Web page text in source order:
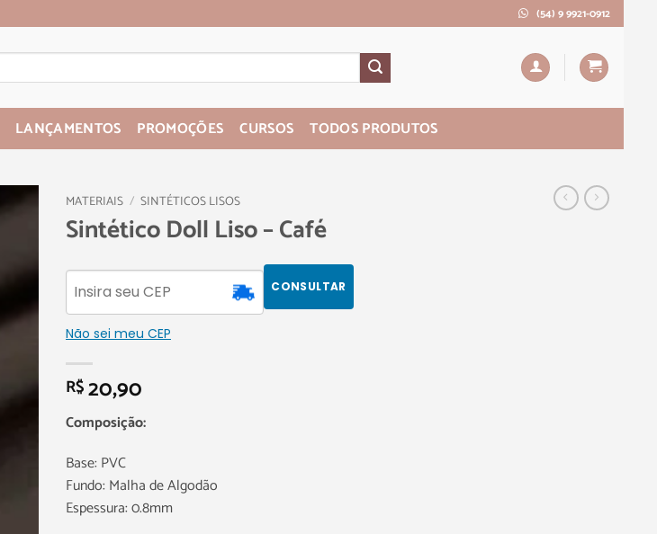
(54) 9 9921-0912
LANÇAMENTOS PROMOÇÕES CURSOS TODOS PRODUTOS
MATERIAIS / SINTÉTICOS LISOS
Sintético Doll Liso – Café
CONSULTAR
Não sei meu CEP
R$20,90
Composição:
Base: PVC
Fundo: Malha de Algodão
Espessura: 0.8mm